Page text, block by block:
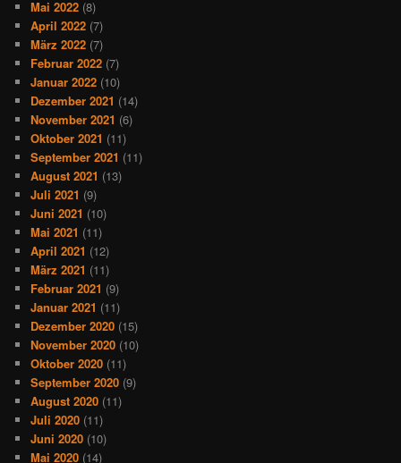
Mai 2022 (8)
April 2022 (7)
März 2022 (7)
Februar 2022 (7)
Januar 2022 (10)
Dezember 2021 (14)
November 2021 (6)
Oktober 2021 (11)
September 2021 (11)
August 2021 (13)
Juli 2021 (9)
Juni 2021 (10)
Mai 2021 (11)
April 2021 (12)
März 2021 (11)
Februar 2021 (9)
Januar 2021 (11)
Dezember 2020 (15)
November 2020 (10)
Oktober 2020 (11)
September 2020 (9)
August 2020 (11)
Juli 2020 (11)
Juni 2020 (10)
Mai 2020 (14)